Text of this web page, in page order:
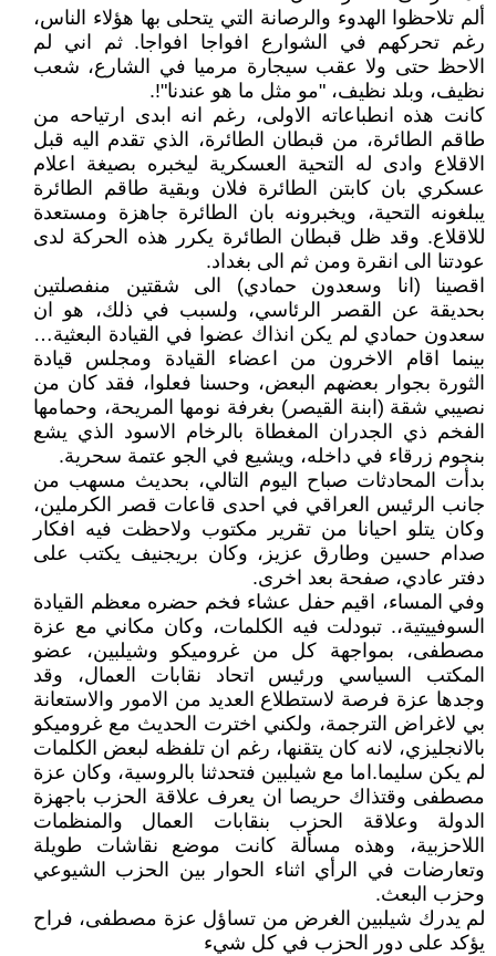
ألم تلاحظوا الهدوء والرصانة التي يتحلى بها هؤلاء الناس،
رغم تحركهم في الشوارع افواجا افواجا. ثم اني لم
الاحظ حتى ولا عقب سيجارة مرميا في الشارع، شعب
نظيف، وبلد نظيف، "مو مثل ما هو عندنا"!.
كانت هذه انطباعاته الاولى، رغم انه ابدى ارتياحه من
طاقم الطائرة، من قبطان الطائرة، الذي تقدم اليه قبل
الاقلاع وادى له التحية العسكرية ليخبره بصيغة اعلام
عسكري بان كابتن الطائرة فلان وبقية طاقم الطائرة
يبلغونه التحية، ويخبرونه بان الطائرة جاهزة ومستعدة
للاقلاع. وقد ظل قبطان الطائرة يكرر هذه الحركة لدى
عودتنا الى انقرة ومن ثم الى بغداد.
اقصينا (انا وسعدون حمادي) الى شقتين منفصلتين
بحديقة عن القصر الرئاسي، ولسبب في ذلك، هو ان
سعدون حمادي لم يكن انذاك عضوا في القيادة البعثية…
بينما اقام الاخرون من اعضاء القيادة ومجلس قيادة
الثورة بجوار بعضهم البعض، وحسنا فعلوا، فقد كان من
نصيبي شقة (ابنة القيصر) بغرفة نومها المريحة، وحمامها
الفخم ذي الجدران المغطاة بالرخام الاسود الذي يشع
بنجوم زرقاء في داخله، ويشيع في الجو عتمة سحرية.
بدأت المحادثات صباح اليوم التالي، بحديث مسهب من
جانب الرئيس العراقي في احدى قاعات قصر الكرملين،
وكان يتلو احيانا من تقرير مكتوب ولاحظت فيه افكار
صدام حسين وطارق عزيز، وكان بريجنيف يكتب على
دفتر عادي، صفحة بعد اخرى.
وفي المساء، اقيم حفل عشاء فخم حضره معظم القيادة
السوفييتية،. تبودلت فيه الكلمات، وكان مكاني مع عزة
مصطفى، بمواجهة كل من غروميكو وشيلبين، عضو
المكتب السياسي ورئيس اتحاد نقابات العمال، وقد
وجدها عزة فرصة لاستطلاع العديد من الامور والاستعانة
بي لاغراض الترجمة، ولكني اخترت الحديث مع غروميكو
بالانجليزي، لانه كان يتقنها، رغم ان تلفظه لبعض الكلمات
لم يكن سليما.اما مع شيلبين فتحدثنا بالروسية، وكان عزة
مصطفى وقتذاك حريصا ان يعرف علاقة الحزب باجهزة
الدولة وعلاقة الحزب بنقابات العمال والمنظمات
اللاحزبية، وهذه مسألة كانت موضع نقاشات طويلة
وتعارضات في الرأي اثناء الحوار بين الحزب الشيوعي
وحزب البعث.
لم يدرك شيلبين الغرض من تساؤل عزة مصطفى، فراح
يؤكد على دور الحزب في كل شيء